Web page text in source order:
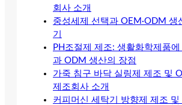
회사 소개
중성세제 선택과 OEM·ODM 생
기
PH조절제 제조: 생활화학제품
과 ODM 생산의 장점
가죽 침구 바닥 실링제 제조 및
제조회사 소개
커피머신 세탁기 방향제 제조 및